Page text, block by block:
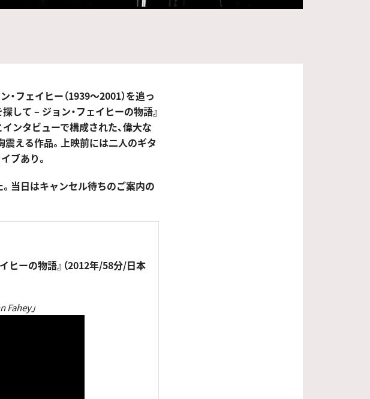
フェイヒー（1939〜2001）を追っ
して – ジョン・フェイヒーの物語』
ンタビューで構成された、偉大な
える作品。上映前には二人のギタ
ブあり。
当日はキャンセル待ちのご案内の
ヒーの物語』（2012年/58分/日本
Fahey」